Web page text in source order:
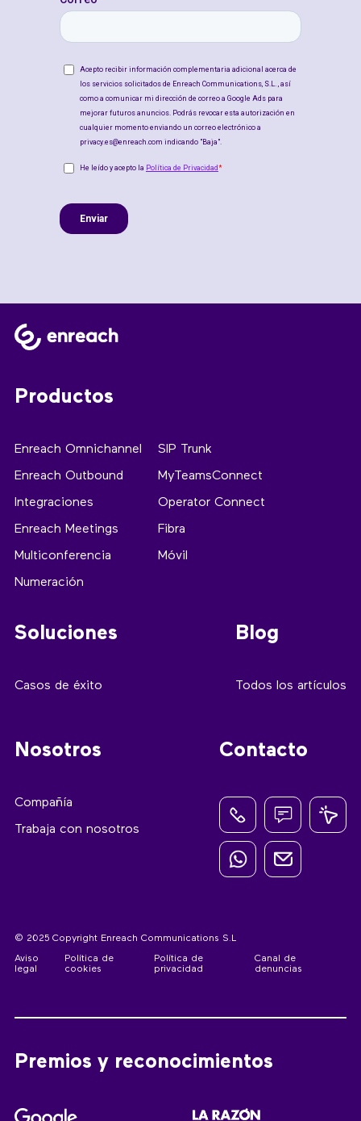
Productos
Enreach Omnichannel
Enreach Outbound
Integraciones
Enreach Meetings
Multiconferencia
Numeración
SIP Trunk
MyTeamsConnect
Operator Connect
Fibra
Móvil
Soluciones
Casos de éxito
Blog
Todos los artículos
Nosotros
Compañía
Trabaja con nosotros
Contacto
© 2025 Copyright Enreach Communications S.L
Aviso
legal
Política de
cookies
Política de
privacidad
Canal de
denuncias
Premios y reconocimientos